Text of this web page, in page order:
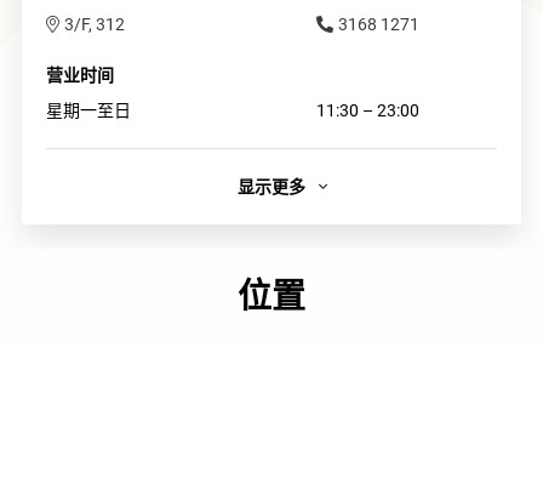
3/F, 312
3168 1271
营业时间
星期一至日
11:30 – 23:00
城中心。承传着优质服务，并务求扩阔客人的饮食体验。
显示更多
位置